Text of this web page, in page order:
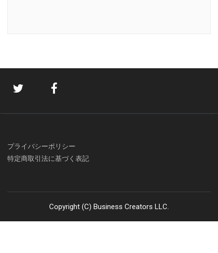
プライバシーポリシー
特定商取引法に基づく表記
Copyright (C) Business Creators LLC.